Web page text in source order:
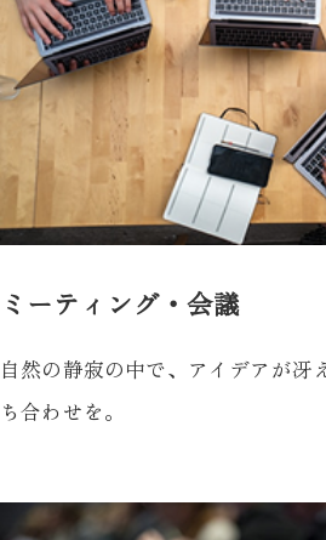
ミーティング・会議
自然の静寂の中で、アイデアが冴
ち合わせを。